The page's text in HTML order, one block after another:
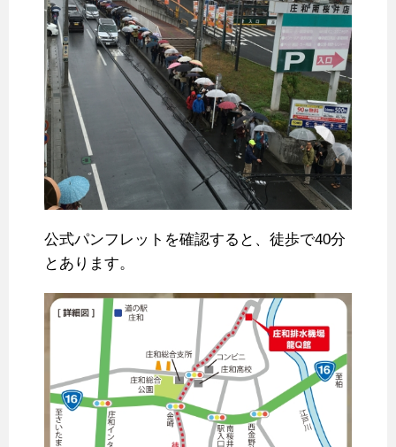
公式パンフレットを確認すると、徒歩で40分
とあります。